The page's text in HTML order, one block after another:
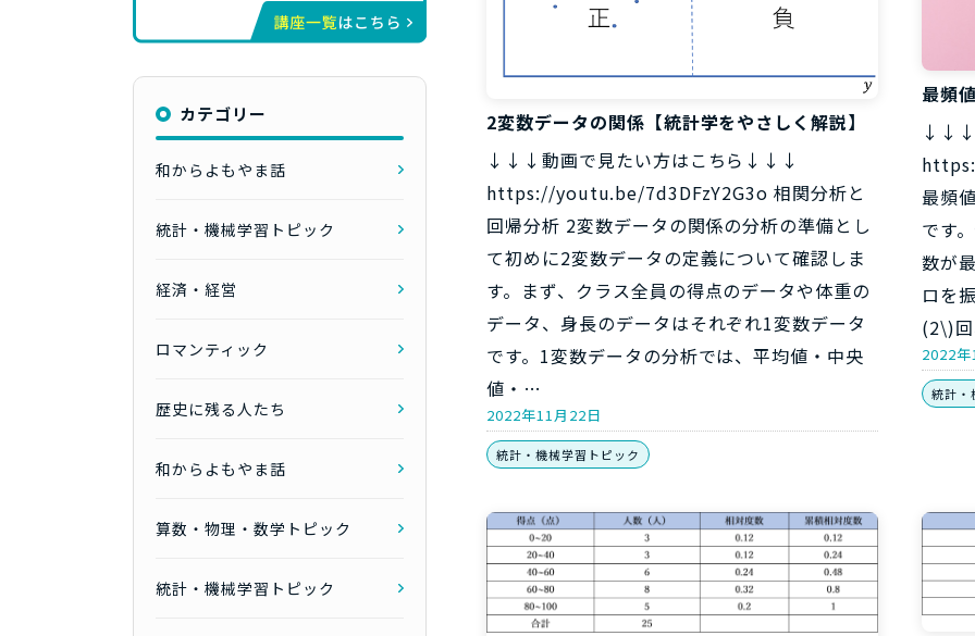
2変数データの関係【統計学をやさしく解説】
↓↓↓動画で見たい方はこちら↓↓↓
https://youtu.be/7d3DFzY2G3o 相関分析と
回帰分析 2変数データの関係の分析の準備とし
て初めに2変数データの定義について確認しま
す。まず、クラス全員の得点のデータや体重の
データ、身長のデータはそれぞれ1変数データ
です。1変数データの分析では、平均値・中央
値・…
2022年11月22日
統計・機械学習トピック
最頻
↓↓↓
最頻
です
数が
ロを
(2\)
2022
統計・
カテゴリー
和からよもやま話
統計・機械学習トピック
経済・経営
ロマンティック
歴史に残る人たち
和からよもやま話
算数・物理・数学トピック
統計・機械学習トピック